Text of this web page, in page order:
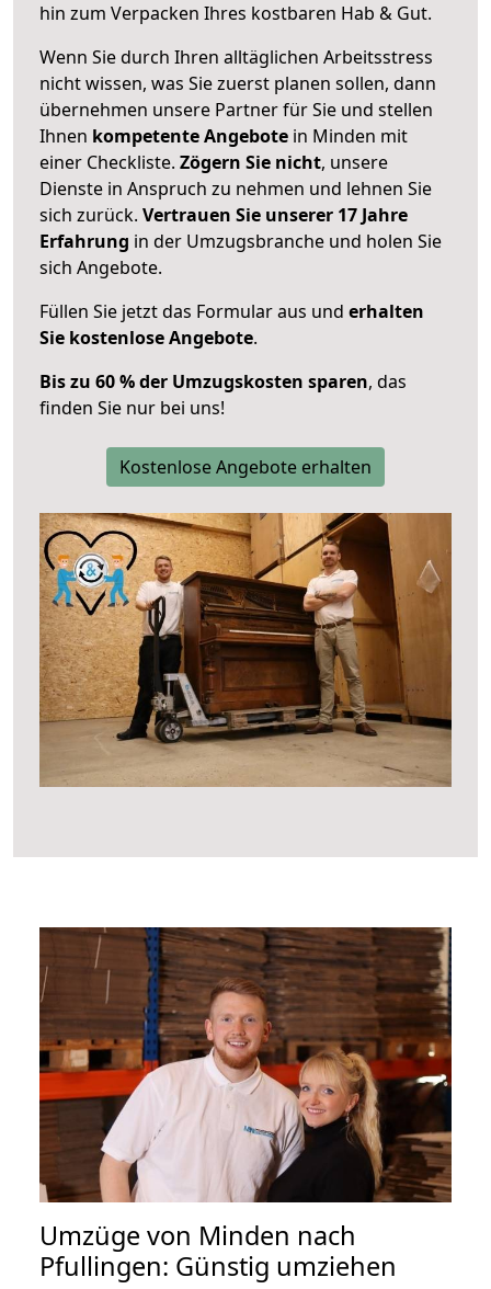
hin zum Verpacken Ihres kostbaren Hab & Gut.
Wenn Sie durch Ihren alltäglichen Arbeitsstress
nicht wissen, was Sie zuerst planen sollen, dann
übernehmen unsere Partner für Sie und stellen
Ihnen kompetente Angebote in Minden mit
einer Checkliste. Zögern Sie nicht, unsere
Dienste in Anspruch zu nehmen und lehnen Sie
sich zurück. Vertrauen Sie unserer 17 Jahre
Erfahrung in der Umzugsbranche und holen Sie
sich Angebote.
Füllen Sie jetzt das Formular aus und erhalten
Sie kostenlose Angebote.
Bis zu 60 % der Umzugskosten sparen, das
finden Sie nur bei uns!
Kostenlose Angebote erhalten
Umzüge von Minden nach
Pfullingen: Günstig umziehen